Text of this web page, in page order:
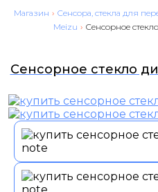
Магазин › Сенсора, стекла для
Meizu › Сенсорное
Сенсорное стекло